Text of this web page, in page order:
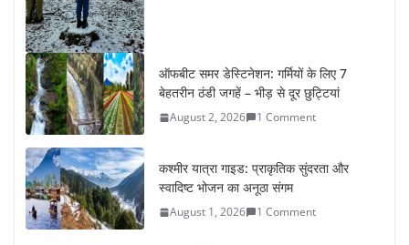
ऑफबीट समर डेस्टिनेशन: गर्मियों के लिए 7
बेहतरीन ठंडी जगहें – भीड़ से दूर छुट्टियां
August 2, 2026 1 Comment
कश्मीर यात्रा गाइड: प्राकृतिक सुंदरता और
स्वादिष्ट भोजन का अनूठा संगम
August 1, 2026 1 Comment